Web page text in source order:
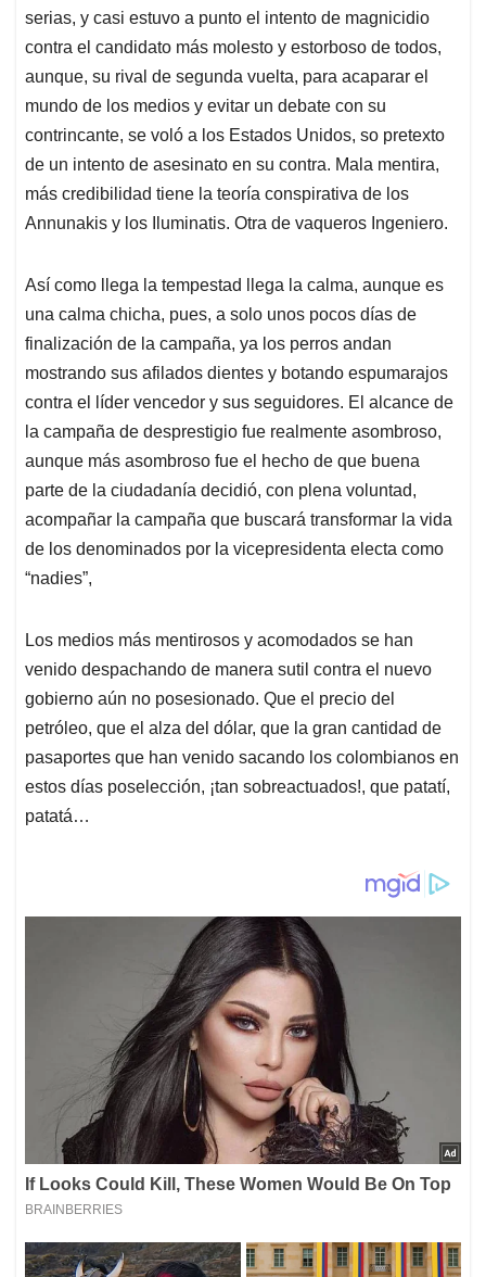
serias, y casi estuvo a punto el intento de magnicidio
contra el candidato más molesto y estorboso de todos,
aunque, su rival de segunda vuelta, para acaparar el
mundo de los medios y evitar un debate con su
contrincante, se voló a los Estados Unidos, so pretexto
de un intento de asesinato en su contra. Mala mentira,
más credibilidad tiene la teoría conspirativa de los
Annunakis y los Iluminatis. Otra de vaqueros Ingeniero.
Así como llega la tempestad llega la calma, aunque es
una calma chicha, pues, a solo unos pocos días de
finalización de la campaña, ya los perros andan
mostrando sus afilados dientes y botando espumarajos
contra el líder vencedor y sus seguidores. El alcance de
la campaña de desprestigio fue realmente asombroso,
aunque más asombroso fue el hecho de que buena
parte de la ciudadanía decidió, con plena voluntad,
acompañar la campaña que buscará transformar la vida
de los denominados por la vicepresidenta electa como
“nadies”,
Los medios más mentirosos y acomodados se han
venido despachando de manera sutil contra el nuevo
gobierno aún no posesionado. Que el precio del
petróleo, que el alza del dólar, que la gran cantidad de
pasaportes que han venido sacando los colombianos en
estos días poselección, ¡tan sobreactuados!, que patatí,
patatá…